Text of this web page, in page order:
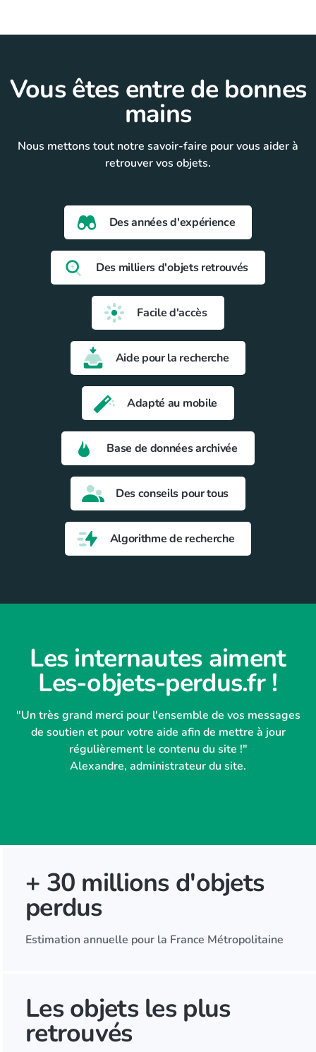
Vous êtes entre de bonnes
mains
Nous mettons tout notre savoir-faire pour vous aider à
retrouver vos objets.
Des années d'expérience
Des milliers d'objets retrouvés
Facile d'accès
Aide pour la recherche
Adapté au mobile
Base de données archivée
Des conseils pour tous
Algorithme de recherche
Les internautes aiment
Les-objets-perdus.fr !
"Un très grand merci pour l'ensemble de vos messages
de soutien et pour votre aide afin de mettre à jour
régulièrement le contenu du site !"
Alexandre, administrateur du site.
+ 30 millions d'objets
perdus
Estimation annuelle pour la France Métropolitaine
Les objets les plus
retrouvés